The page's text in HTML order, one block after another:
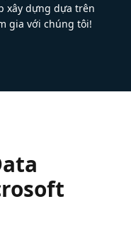
xây dựng dựa trên
gia với chúng tôi!